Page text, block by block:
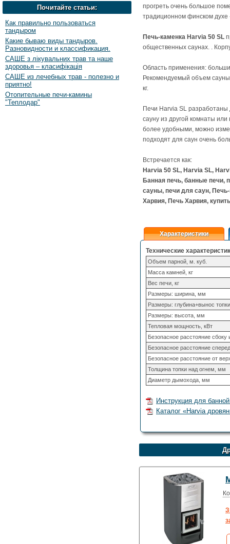
Почитайте статьи:
Как правильно пользоваться
тандыром
Какие бываю виды тандыров.
Разновидности и классификация.
САШЕ з лікувальних трав та наше
здоровья – класифікація
САШЕ из лечебных трав - полезно и
приятно!
Отопительные печи-камины
"Теплодар"
прогреть очень большое
традиционном финском духе
Печь-каменка Harvia 50 SL
общественных саунах. .
Область применения:
Рекомендуемый объем
кг.
Печи Harvia SL
сауну из другой комнаты
более удобными, можно
подходят для саун очень
Встречается как:
Harvia 50 SL, Harvia SL,
Банная печь, банные печи,
сауны, печи для саун,
Харвия, Печь Харвия,
Характеристики
Технические
Объем парной, м. куб.
Масса камней, кг
Вес печи, кг
Размеры: ширина, мм
Размеры: глубина+вынос
Размеры: высота, мм
Тепловая мощность, кВт
Безопасное расстояние сбоку
Безопасное расстояние
Безопасное расстояние от
Толщина топки над огнем, мм
Диаметр дымохода, мм
Инструкция для
Каталог «Harvia